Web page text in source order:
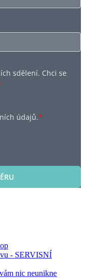
sdělení. Chci se
údajů.*
- SERVISNÍ
nic neunikne